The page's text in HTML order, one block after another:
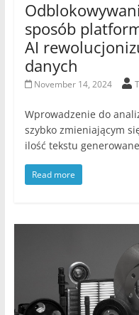
sposób
AI
danych
November 14, 2024
Wprowadzenie do
szybko zmieniającym
ilość tekstu
Read more